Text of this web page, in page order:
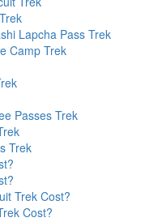
Lapcha Pass Trek
Camp Trek
Passes Trek
Trek
Trek Cost?
Cost?